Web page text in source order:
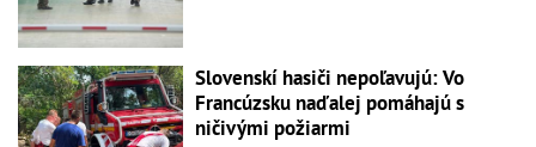
Slovenskí hasiči nepoľavujú: Vo
Francúzsku naďalej pomáhajú s
ničivými požiarmi